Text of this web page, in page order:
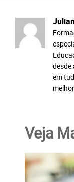
desde
em
Veja